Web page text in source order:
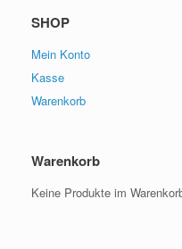
SHOP
Mein Konto
Kasse
Warenkorb
Warenkorb
Keine Produkte im